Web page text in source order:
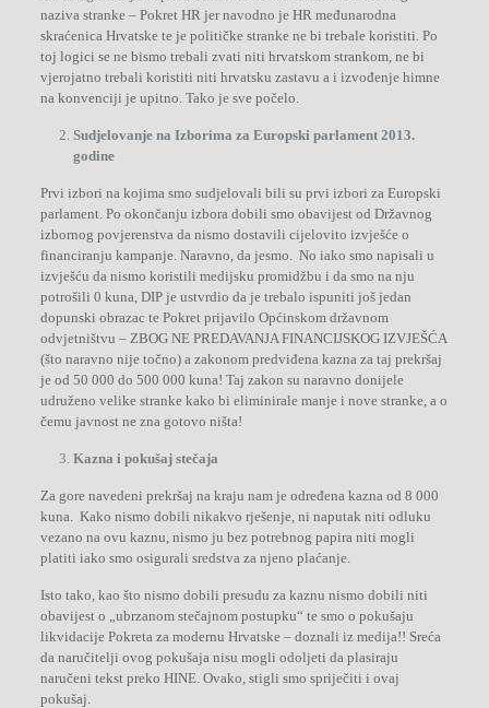
naziva stranke – Pokret HR jer navodno je HR međunarodna
skraćenica Hrvatske te je političke stranke ne bi trebale koristiti. Po
toj logici se ne bismo trebali zvati niti hrvatskom strankom, ne bi
vjerojatno trebali koristiti niti hrvatsku zastavu a i izvođenje himne
na konvenciji je upitno. Tako je sve počelo.
Sudjelovanje na Izborima za Europski parlament 2013.
godine
Prvi izbori na kojima smo sudjelovali bili su prvi izbori za Europski
parlament. Po okončanju izbora dobili smo obavijest od Državnog
izbornog povjerenstva da nismo dostavili cijelovito izvješće o
financiranju kampanje. Naravno, da jesmo. No iako smo napisali u
izvješću da nismo koristili medijsku promidžbu i da smo na nju
potrošili 0 kuna, DIP je ustvrdio da je trebalo ispuniti još jedan
dopunski obrazac te Pokret prijavilo Općinskom državnom
odvjetništvu – ZBOG NE PREDAVANJA FINANCIJSKOG IZVJEŠĆA
(što naravno nije točno) a zakonom predviđena kazna za taj prekršaj
je od 50 000 do 500 000 kuna! Taj zakon su naravno donijele
udruženo velike stranke kako bi eliminirale manje i nove stranke, a o
čemu javnost ne zna gotovo ništa!
Kazna i pokušaj stečaja
Za gore navedeni prekršaj na kraju nam je određena kazna od 8 000
kuna. Kako nismo dobili nikakvo rješenje, ni naputak niti odluku
vezano na ovu kaznu, nismo ju bez potrebnog papira niti mogli
platiti iako smo osigurali sredstva za njeno plaćanje.
Isto tako, kao što nismo dobili presudu za kaznu nismo dobili niti
obavijest o „ubrzanom stečajnom postupku“ te smo o pokušaju
likvidacije Pokreta za modernu Hrvatske – doznali iz medija!! Sreća
da naručitelji ovog pokušaja nisu mogli odoljeti da plasiraju
naručeni tekst preko HINE. Ovako, stigli smo spriječiti i ovaj
pokušaj.